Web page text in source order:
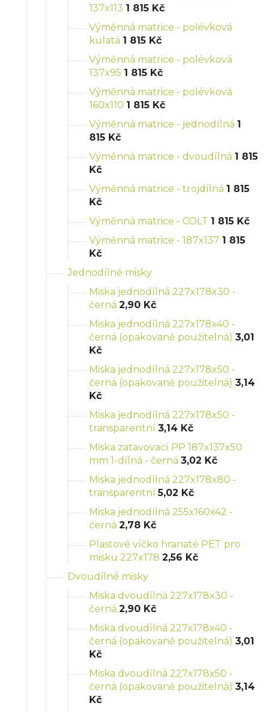
137x113 1 815 Kč
Výměnná matrice - polévková
kulatá 1 815 Kč
Výměnná matrice - polévková
137x95 1 815 Kč
Výměnná matrice - polévková
160x110 1 815 Kč
Výměnná matrice - jednodílná 1
815 Kč
Výměnná matrice - dvoudílná 1 815
Kč
Výměnná matrice - trojdílná 1 815
Kč
Výměnná matrice - COLT 1 815 Kč
Výměnná matrice - 187x137 1 815
Kč
Jednodílné misky
Miska jednodílná 227x178x30 -
černá 2,90 Kč
Miska jednodílná 227x178x40 -
černá (opakovaně použitelná) 3,01
Kč
Miska jednodílná 227x178x50 -
černá (opakovaně použitelná) 3,14
Kč
Miska jednodílná 227x178x50 -
transparentní 3,14 Kč
Miska zatavovací PP 187x137x50
mm 1-dílná - černá 3,02 Kč
Miska jednodílná 227x178x80 -
transparentní 5,02 Kč
Miska jednodílná 255x160x42 -
černá 2,78 Kč
Plastové víčko hranaté PET pro
misku 227x178 2,56 Kč
Dvoudílné misky
Miska dvoudílná 227x178x30 -
černá 2,90 Kč
Miska dvoudílná 227x178x40 -
černá (opakovaně použitelná) 3,01
Kč
Miska dvoudílná 227x178x50 -
černá (opakovaně použitelná) 3,14
Kč